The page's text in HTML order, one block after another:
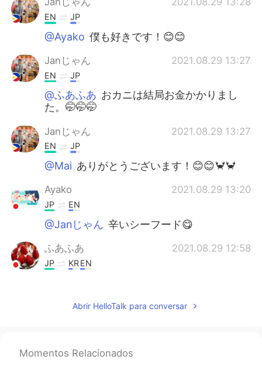
EN JP
@Ayako 僕も好きです！😊😊
Janじゃん 2021.08.29 13:27
EN JP
@ふあふあ おカニは結局お金かかりまし
た。🤭🤭🤭
Janじゃん 2021.08.29 13:27
EN JP
@Mai ありがとうございます！😊😊🦀🦀
Ayako 2021.08.29 13:20
JP EN
@Janじゃん 辛いシーフード😋
ふあふあ 2021.08.29 12:58
JP KREN
2021.08.29 12:52
Abrir HelloTalk para conversar
Momentos Relacionados